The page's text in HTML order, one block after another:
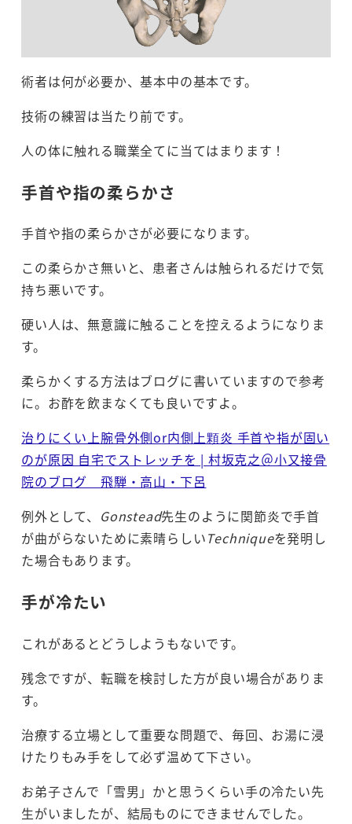
術者は何が必要か、基本中の基本です。
技術の練習は当たり前です。
人の体に触れる職業全てに当てはまります！
手首や指の柔らかさ
手首や指の柔らかさが必要になります。
この柔らかさ無いと、患者さんは触られるだけで気
持ち悪いです。
硬い人は、無意識に触ることを控えるようになりま
す。
柔らかくする方法はブログに書いていますので参考
に。お酢を飲まなくても良いですよ。
治りにくい上腕骨外側or内側上顆炎 手首や指が固い
のが原因 自宅でストレッチを | 村坂克之＠小又接骨
院のブログ 飛騨・高山・下呂
例外として、 Gonstead先生のように関節炎で手首
が曲がらないために素晴らしいTechniqueを発明し
た場合もあります。
手が冷たい
これがあるとどうしようもないです。
残念ですが、転職を検討した方が良い場合がありま
す。
治療する立場として重要な問題で、毎回、お湯に浸
けたりもみ手をして必ず温めて下さい。
お弟子さんで「雪男」かと思うくらい手の冷たい先
生がいましたが、結局ものにできませんでした。